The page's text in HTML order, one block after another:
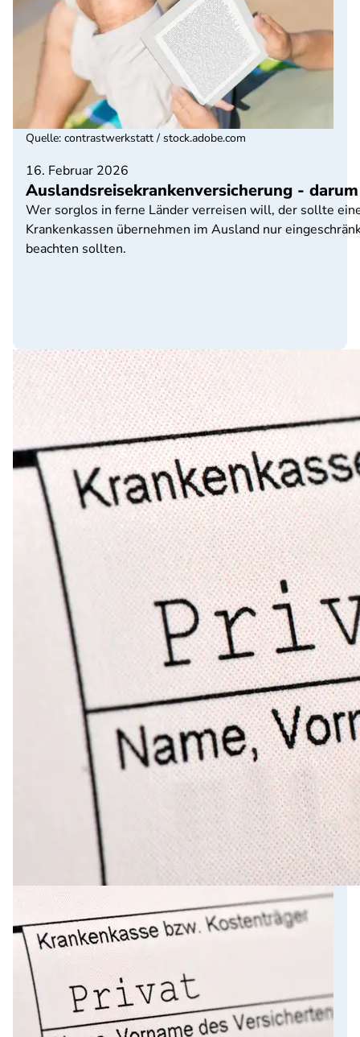
16. Februar 2026
Auslandsreisekrankenversicherung -
Wer sorglos in ferne Länder verreisen will, der sollte
Krankenkassen übernehmen im Ausland nur
beachten sollten.
Quelle: contrastwerkstatt / stock.adobe.com